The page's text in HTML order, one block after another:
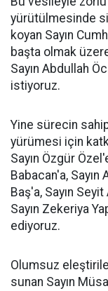
yürütülmesinde
koyan Sayın
başta olmak
Sayın Abdullah
istiyoruz.
Yine sürecin
yürümesi için
Sayın Özgür
Babacan'a, Sayın
Baş'a, Sayın Seyit
Sayın Zekeriya
ediyoruz.
Olumsuz
sunan Sayın